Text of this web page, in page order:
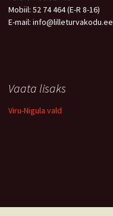
Mobiil: 52 74 464 (E-R 8-16)
E-mail: info@lilleturvakodu.ee
Vaata lisaks
Viru-Nigula vald